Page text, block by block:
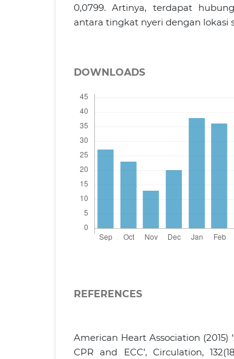
0,0799. Artinya, terdapat
antara tingkat nyeri dengan lokasi
DOWNLOADS
REFERENCES
American Heart Association (2015)
CPR and ECC’, Circulation,